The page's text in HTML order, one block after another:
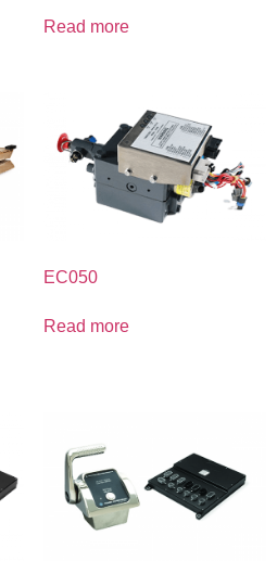
Read more
EC050
Read more